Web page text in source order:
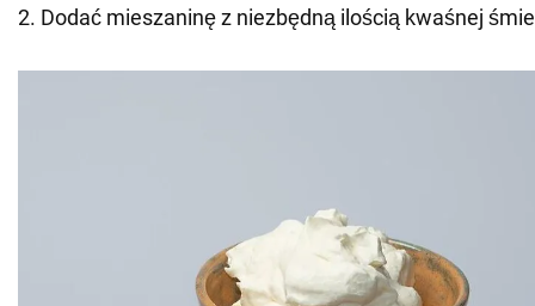
2. Dodać mieszaninę z niezbędną ilością kwaśnej